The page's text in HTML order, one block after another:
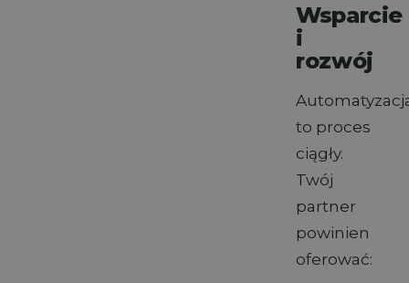
Wsparcie
i
rozwój
to proces
ciągły.
Twój
partner
powinien
oferować: